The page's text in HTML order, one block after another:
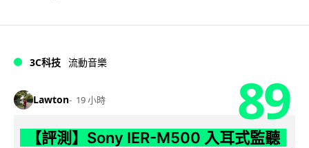
3C科技 流動音樂
Lawton 19 小時 89
【評測】Sony IER-M500 入耳式監聽